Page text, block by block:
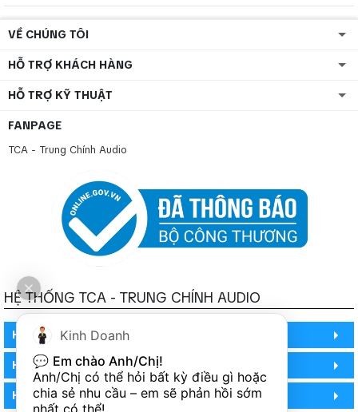
VỀ CHÚNG TÔI
HỖ TRỢ KHÁCH HÀNG
HỖ TRỢ KỸ THUẬT
FANPAGE
TCA - Trung Chính Audio
HỆ THỐNG TCA - TRUNG CHÍNH AUDIO
HỒ CHÍ MINH
HỒ CHÍ MINH
HỒ CHÍ MINH (PHÒNG BẢO HÀNH)
Kinh Doanh
💬 Em chào Anh/Chị!
Anh/Chị có thể hỏi bất kỳ điều gì hoặc
chia sẻ nhu cầu – em sẽ phản hồi sớm
nhất có thể!